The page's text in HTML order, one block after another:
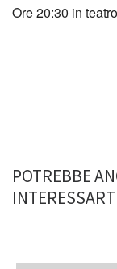
Ore 20:30 in
POTREBBE